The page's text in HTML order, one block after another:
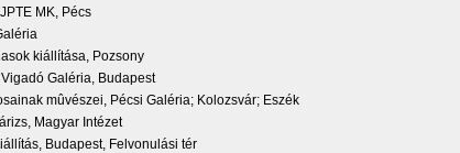
MK, Pécs
kiállítása, Pozsony
Galéria, Budapest
mûvészei, Pécsi Galéria; Kolozsvár; Eszék
Magyar Intézet
Budapest, Felvonulási tér